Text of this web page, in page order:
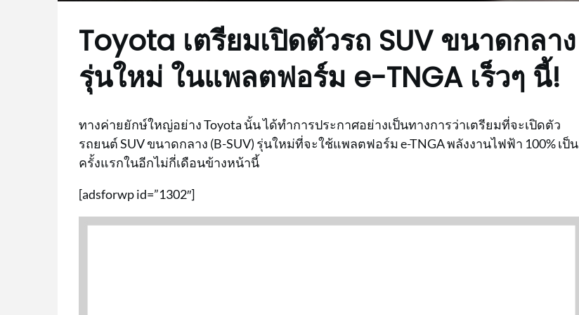
Toyota เตรียมเปิดตัวรถ SUV ขนาดกลาง
รุ่นใหม่ ในแพลตฟอร์ม e-TNGA เร็วๆ นี้!
ทางค่ายยักษ์ใหญ่อย่าง Toyota นั้น ได้ทำการประกาศอย่างเป็นทางการว่าเตรียมที่จะเปิดตัว
รถยนต์ SUV ขนาดกลาง (B-SUV) รุ่นใหม่ที่จะใช้แพลตฟอร์ม e-TNGA พลังงานไฟฟ้า 100% เป็น
ครั้งแรกในอีกไม่กี่เดือนข้างหน้านี้
[adsforwp id=”1302″]